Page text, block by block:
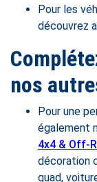
Pour les
découvrez
nos
Pour une
également
4x4 & Off-
décoration
quad,